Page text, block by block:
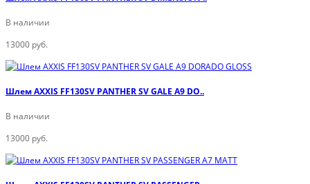
В наличии
13000 руб.
Шлем AXXIS FF130SV PANTHER SV GALE A9 DO..
В наличии
13000 руб.